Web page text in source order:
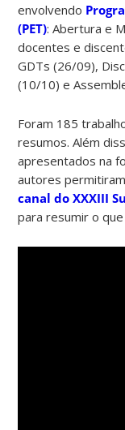
envolvendo
(PET): Abertura e
docentes e
GDTs (26/09),
(10/10) e
Foram 185
resumos. Além
apresentados na
autores
canal do XXXIII
para resumir o